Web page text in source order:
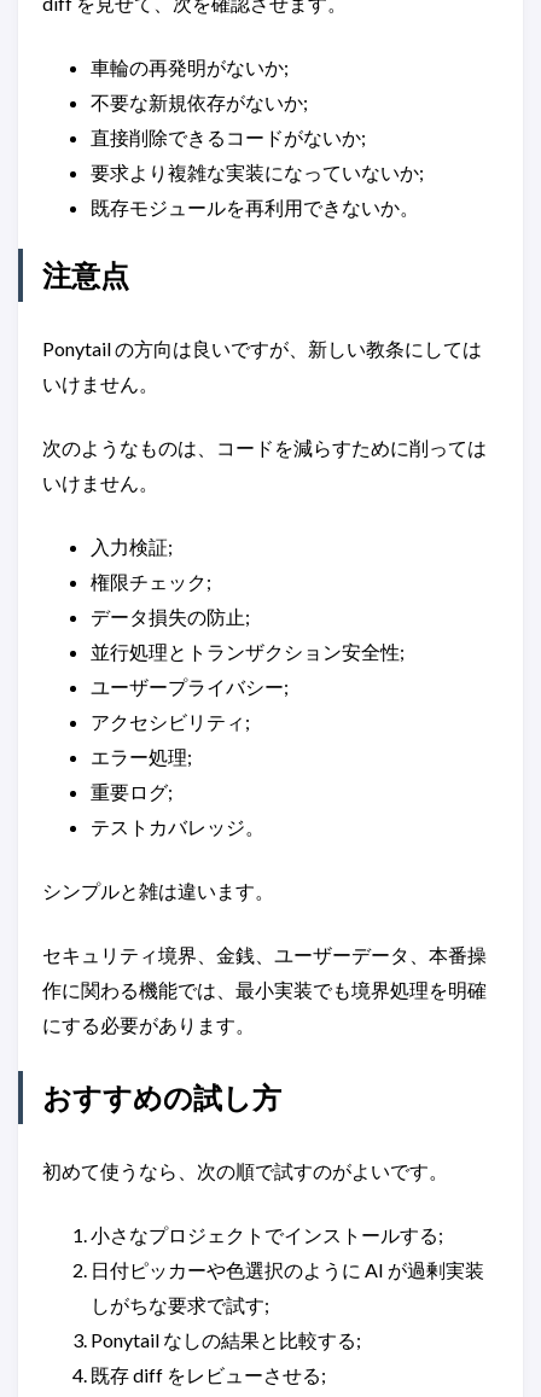
車輪の再発明がないか;
不要な新規依存がないか;
直接削除できるコードがないか;
要求より複雑な実装になっていないか;
既存モジュールを再利用できないか。
注意点
Ponytail の方向は良いですが、新しい教条にしては
いけません。
次のようなものは、コードを減らすために削っては
いけません。
入力検証;
権限チェック;
データ損失の防止;
並行処理とトランザクション安全性;
ユーザープライバシー;
アクセシビリティ;
エラー処理;
重要ログ;
テストカバレッジ。
シンプルと雑は違います。
セキュリティ境界、金銭、ユーザーデータ、本番操
作に関わる機能では、最小実装でも境界処理を明確
にする必要があります。
おすすめの試し方
初めて使うなら、次の順で試すのがよいです。
小さなプロジェクトでインストールする;
日付ピッカーや色選択のように AI が過剰実装
しがちな要求で試す;
Ponytail なしの結果と比較する;
既存 diff をレビューさせる;